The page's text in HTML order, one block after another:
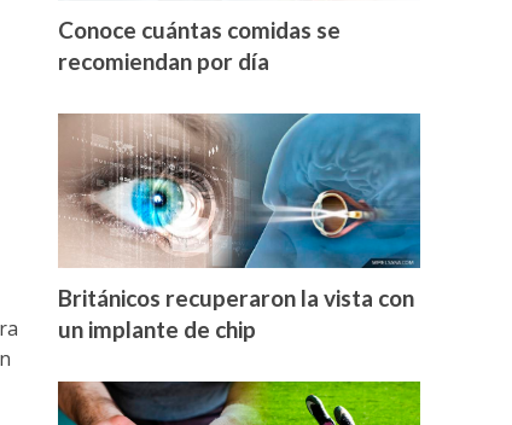
Conoce cuántas comidas se
recomiendan por día
Británicos recuperaron la vista con
un implante de chip